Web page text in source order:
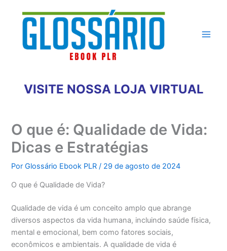
conteúdo
VISITE NOSSA LOJA VIRTUAL
O que é: Qualidade de Vida:
Dicas e Estratégias
PorGlossário Ebook PLR/ 29 de agosto de 2024
O que é Qualidade de Vida?
Qualidade de vida é um conceito amplo que abrange
diversos aspectos da vida humana, incluindo saúde física,
mental e emocional, bem como fatores sociais,
econômicos e ambientais. A qualidade de vida é